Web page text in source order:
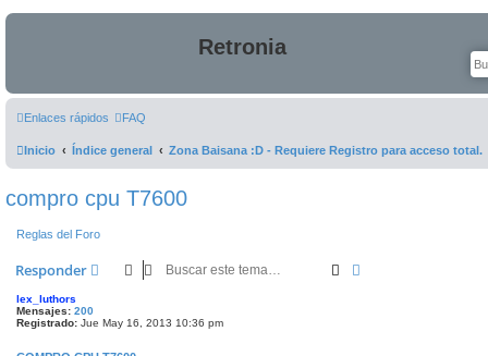
Retronia
Enlaces rápidos FAQ
Inicio Índice general Zona Baisana :D - Requiere Registro para acceso total.
compro cpu T7600
Reglas del Foro
Responder Buscar
lex_luthors
Mensajes: 200
Registrado: Jue May 16, 2013 10:36 pm